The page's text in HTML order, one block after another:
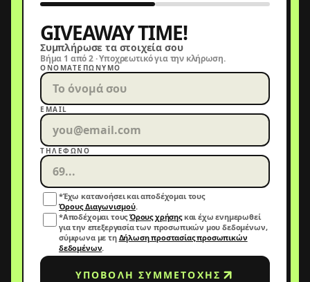
GIVEAWAY TIME!
Συμπλήρωσε τα στοιχεία σου
Βήμα 1 από 2 · Υποχρεωτικό για την κλήρωση.
ΟΝΟΜΑΤΕΠΏΝΥΜΟ
EMAIL
ΤΗΛΈΦΩΝΟ
*Έχω κατανοήσει και αποδέχομαι τους
Όρους Διαγωνισμού.
*Αποδέχομαι τουςΌρους χρήσης και έχω ενημερωθεί
για την επεξεργασία των προσωπικών μου δεδομένων,
σύμφωνα με τη Δήλωση προστασίας προσωπικών
δεδομένων.
ΥΠΟΒΟΛΉ ΣΥΜΜΕΤΟΧΉΣ